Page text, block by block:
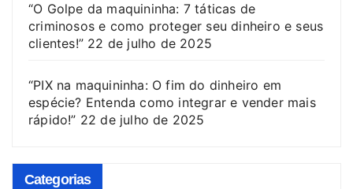
“O Golpe da maquininha: 7 táticas de
criminosos e como proteger seu dinheiro e seus
clientes!” 22 de julho de 2025
“PIX na maquininha: O fim do dinheiro em
espécie? Entenda como integrar e vender mais
rápido!” 22 de julho de 2025
Categorias